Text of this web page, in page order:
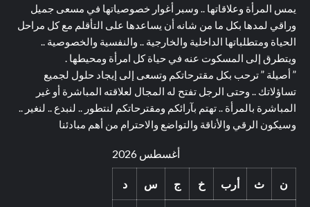
يمس المرأة وعلاقاتها .. وسبر أغوار خصوصياتها في مسعى جميل
وراقي لمدها بكل ما من شانه أن يساعدها على التأقلم مع كل مراحل
الحياة ومتطلباتها الداخلية والخارجية .. والنفسية والخصوصية ..
ويتطرق إلى المسكوت عنه في حياة كل امرأة ومحيطها .
” أصيلة ” ترحب بكل مقترحاتكم وتسعى إلى إيجاد حلول لجميع
تساؤلاتك .. وحتى الرجل تفتح له المجال لعلاقته المباشرة أو غير
المباشرة بالمرأة .. تهتم بآرائكم ومقترحاتكم لنتطور .. لنبدع .. لنغير ..
وسيكون الرقي والأناقة والتواضع والاحترام من أهم مبادئنا
أغسطس 2026
ن ث أرب خ ج س د